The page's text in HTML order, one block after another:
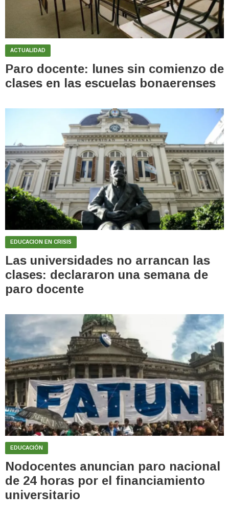
ACTUALIDAD
Paro docente: lunes sin comienzo de
clases en las escuelas bonaerenses
EDUCACION EN CRISIS
Las universidades no arrancan las
clases: declararon una semana de
paro docente
EDUCACIÓN
Nodocentes anuncian paro nacional
de 24 horas por el financiamiento
universitario